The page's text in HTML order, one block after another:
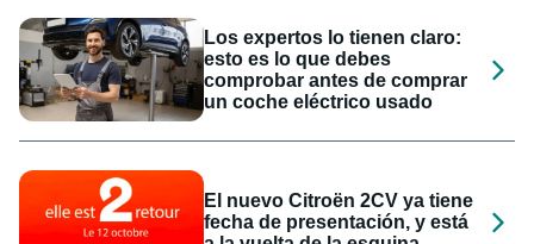
Los expertos lo tienen claro:
esto es lo que debes
comprobar antes de comprar
un coche eléctrico usado
El nuevo Citroën 2CV ya tiene
fecha de presentación, y está